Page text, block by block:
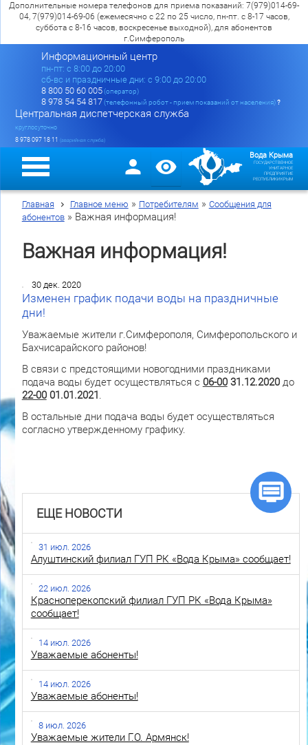
Дополнительные номера телефонов для приема показаний: 7(979)014-69-
04, 7(979)014-69-06 (ежемесячно с 22 по 25 число, пн-пт. с 8-17 часов,
суббота с 8-16 часов, воскресенье выходной), для абонентов
г.Симферополь
Информационный центр
пн-пт: c 8:00 до 20:00
сб-вс и праздничные дни: с 9:00 до 20:00
8 800 50 60 005(оператор)
8 978 54 54 817(телефонный робот - прием показаний от населения)?
Центральная диспетчерская служба
круглосуточно
8 978 097 18 11 (аварийная служба)
Вода Крыма
ГОСУДАРСТВЕННОЕ
УНИТАРНОЕ
ПРЕДПРИЯТИЕ
РЕСПУБЛИКИ КРЫМ
Главная Главное меню » Потребителям » Сообщения для
абонентов» Важная информация!
Важная информация!
30 дек. 2020
Изменен график подачи воды на праздничные
дни!
Уважаемые жители г.Симферополя, Симферопольского и
Бахчисарайского районов!
В связи с предстоящими новогодними праздниками
подача воды будет осуществляться с 06-0031.12.2020до
22-0001.01.2021.
В остальные дни подача воды будет осуществляться
согласно утвержденному графику.
ЕЩЕ НОВОСТИ
31 июл. 2026
Алуштинский филиал ГУП РК «Вода Крыма» сообщает!
22 июл. 2026
Красноперекопский филиал ГУП РК «Вода Крыма»
сообщает!
14 июл. 2026
Уважаемые абоненты!
14 июл. 2026
Уважаемые абоненты!
8 июл. 2026
Уважаемые жители Г.О. Армянск!